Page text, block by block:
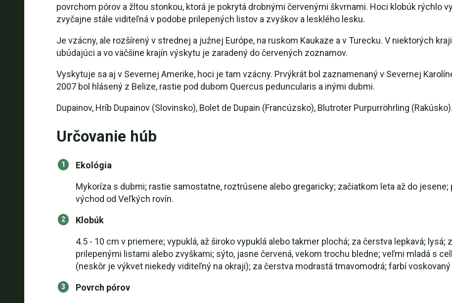
povrchom pórov a žltou stonkou, ktorá je pokrytá drobnými červenými škvrnami. Hoci klobúk rýchlo
zvyčajne stále viditeľná v podobe prilepených listov a zvyškov a lesklého lesku.
Je vzácny, ale rozšírený v strednej a južnej Európe, na ruskom Kaukaze a v Turecku. V niektorých
ubúdajúci a vo väčšine krajín výskytu je zaradený do červených zoznamov.
Vyskytuje sa aj v Severnej Amerike, hoci je tam vzácny. Prvýkrát bol zaznamenaný v Severnej
2007 bol hlásený z Belize, rastie pod dubom Quercus peduncularis a inými dubmi.
Dupainov, Hríb Dupainov (Slovinsko), Bolet de Dupain (Francúzsko), Blutroter Purpurröhrling (Rakúsko).
Určovanie húb
Ekológia
Mykoríza s dubmi; rastie samostatne, roztrúsene alebo gregaricky; začiatkom leta až do
východ od Veľkých rovín.
Klobúk
4.5 - 10 cm v priemere; vypuklá, až široko vypuklá alebo takmer plochá; za čerstva lepkavá; lysá;
prilepenými listami alebo zvyškami; sýto, jasne červená, vekom trochu bledne; veľmi mladá s
(neskôr je výkvet niekedy viditeľný na okraji); za čerstva modrastá tmavomodrá; farbí voskovaný
Povrch pórov